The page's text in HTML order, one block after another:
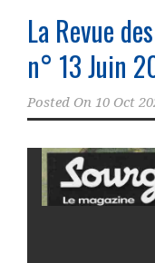
La Revue
n° 13 Juin
Posted On 10 Oct